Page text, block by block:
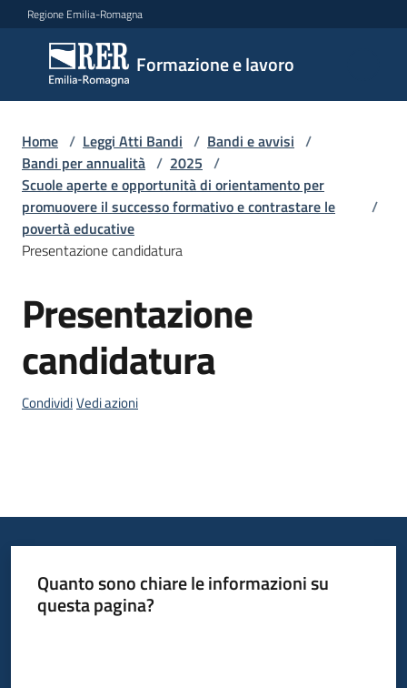
Vai al contenuto
Vai alla navigazione
Vai al footer
Regione Emilia-Romagna
Formazione e lavoro
Formazione
e lavoro
Argomenti
Novità
Servizi
Leggi
Atti
Programmi
Home / Leggi Atti Bandi / Bandi e avvisi /
Bandi per annualità / 2025 /
Scuole aperte e opportunità di orientamento per
promuovere il successo formativo e contrastare le
povertà educative
/
Presentazione candidatura
Salta al contenuto
Presentazione
candidatura
CondividiVedi azioni
Quanto sono chiare le informazioni su
questa pagina?